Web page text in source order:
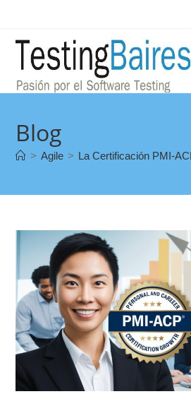
Blog
> Agile > La Certificación PMI-